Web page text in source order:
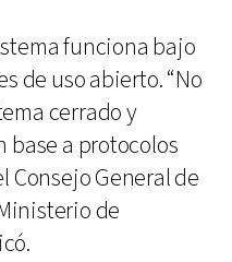
funciona bajo
de uso abierto. “No
cerrado y
base a protocolos
Consejo General de
de